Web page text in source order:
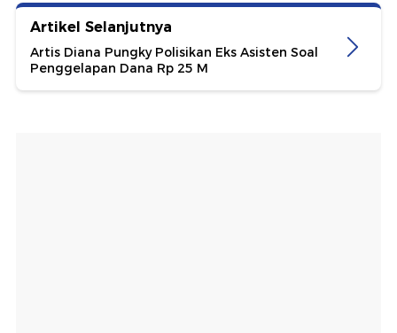
Artikel Selanjutnya
Artis Diana Pungky Polisikan Eks Asisten Soal
Penggelapan Dana Rp 25 M